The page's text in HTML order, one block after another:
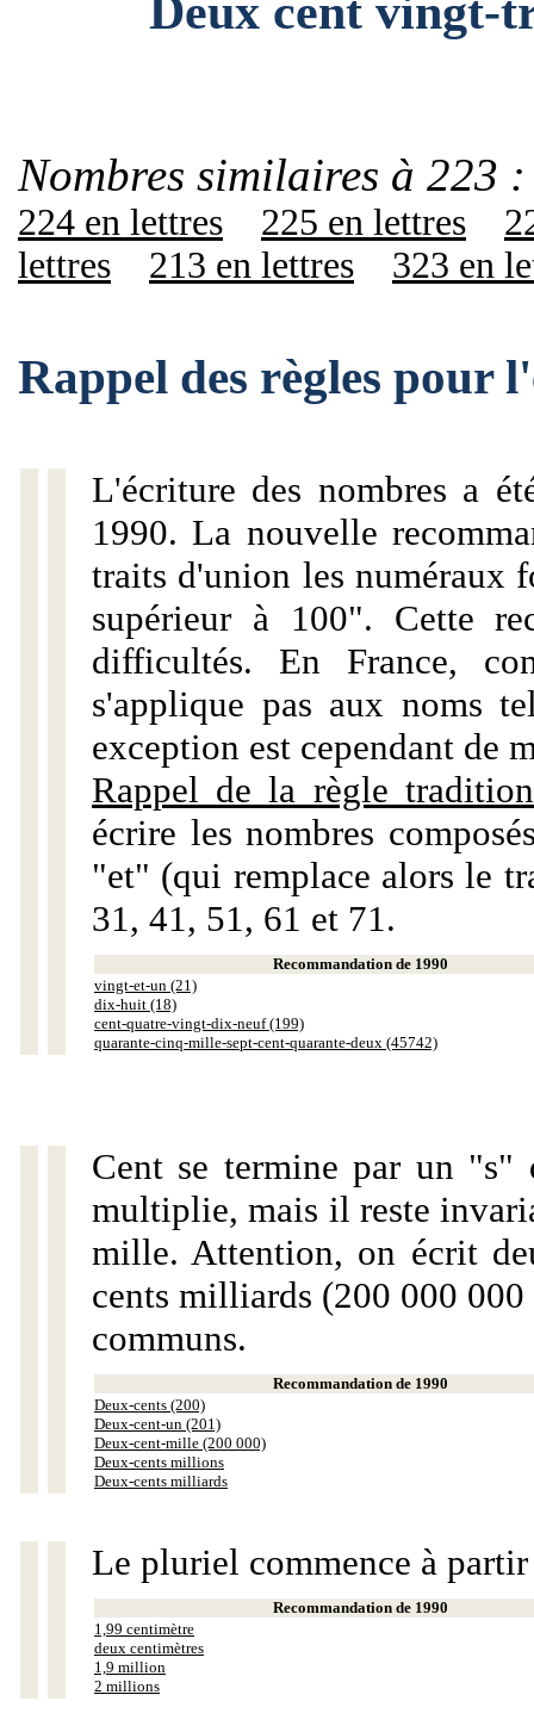
Deux cent vingt-
Nombres similaires à 223 :
224 en lettres 225 en lettres
lettres
213 en lettres 323 en
Rappel des règles pour
L'écriture des nombres a
1990. La nouvelle
traits d'union les numéraux
supérieur à 100". Cette
difficultés. En France,
s'applique pas aux noms
exception est cependant de
Rappel de la règle
écrire les nombres
"et" (qui remplace alors le
31, 41, 51, 61 et 71.
Recommandation de 1990
vingt-et-un (21)
dix-huit (18)
cent-quatre-vingt-dix-neuf (199)
quarante-cinq-mille-sept-cent-quarante-deux (45742)
Cent se termine par un "s"
multiplie, mais il reste
mille. Attention, on écrit
cents milliards (200 000
communs.
Recommandation de 1990
Deux-cents (200)
Deux-cent-un (201)
Deux-cent-mille (200 000)
Deux-cents millions
Deux-cents milliards
Le pluriel commence à
Recommandation de 1990
1,99 centimètre
deux centimètres
1,9 million
2 millions